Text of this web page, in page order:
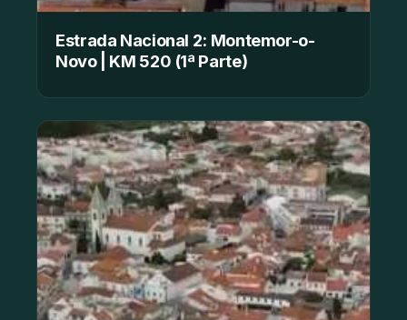
Estrada Nacional 2: Montemor-o-
Novo | KM 520 (1ª Parte)